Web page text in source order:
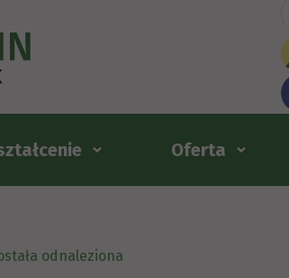
Oferta
odnaleziona